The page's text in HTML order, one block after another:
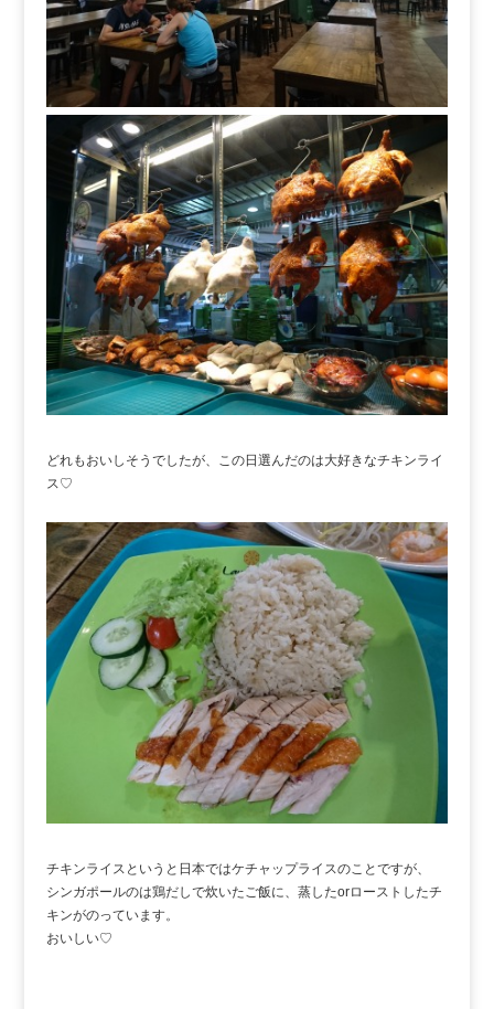
どれもおいしそうでしたが、この日選んだのは大好きなチキンライ
ス♡
チキンライスというと日本ではケチャップライスのことですが、
シンガポールのは鶏だしで炊いたご飯に、蒸したorローストしたチ
キンがのっています。
おいしい♡